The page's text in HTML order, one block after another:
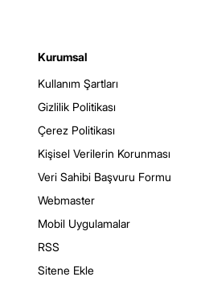
Kurumsal
Kullanım Şartları
Gizlilik Politikası
Çerez Politikası
Kişisel Verilerin Korunması
Veri Sahibi Başvuru Formu
Webmaster
Mobil Uygulamalar
RSS
Sitene Ekle